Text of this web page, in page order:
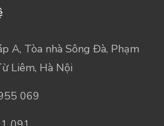
A, Tòa nhà Sông Đà, Phạm
Liêm, Hà Nội
069